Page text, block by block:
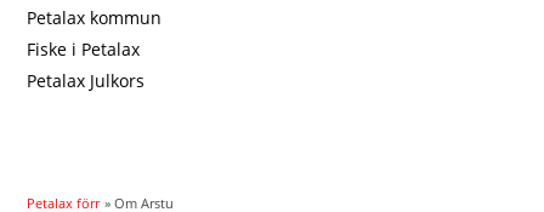
Petalax kommun
Fiske i Petalax
Petalax Julkors
Petalax förr » Om Arstu